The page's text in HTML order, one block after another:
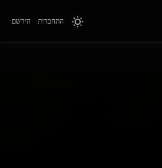
התחברות הירשם